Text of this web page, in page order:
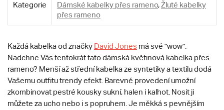
Kategorie Dámské kabelky přes rameno,Žluté kabelky
přes rameno
Každá kabelka od značky David Jones má své "wow".
Nadchne Vás tentokrát tato dámská květinová kabelka přes
rameno? Menší až střední kabelka ze syntetiky a textilu dodá
Vašemu outfitu trendy efekt. Barevné provedení umožní
zkombinovat pestré kousky sukní, halen i kalhot. Nosit ji
můžete za ucho nebo i s popruhem. Je měkká s pevnějším